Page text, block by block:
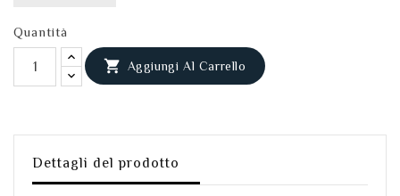
Quantità
 Aggiungi Al Carrello
Dettagli del prodotto